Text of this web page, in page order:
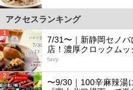
アクセスランキング
1
7/31〜｜新静岡セノ
店！濃厚クロックム
favy
2
〜9/30｜100辛麻辣湯